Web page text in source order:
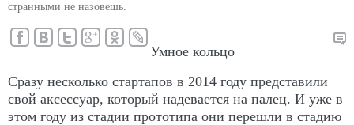
странными не назовешь.
Умное кольцо
Сразу несколько стартапов в 2014 году представили
свой аксессуар, который надевается на палец. И уже в
этом году из стадии прототипа они перешли в стадию